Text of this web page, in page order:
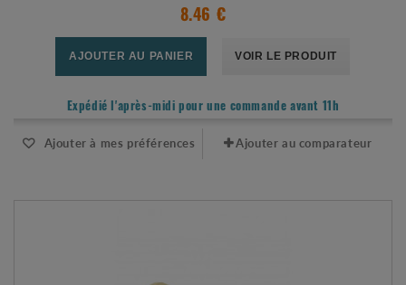
8.46 €
AJOUTER AU PANIER VOIR LE PRODUIT
Expédié l'après-midi pour une commande avant 11h
Ajouter à mes préférences Ajouter au comparateur